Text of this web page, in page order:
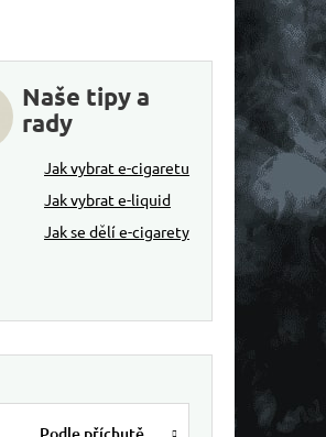
Naše tipy a
rady
Jak vybrat e-cigaretu
Jak vybrat e-liquid
Jak se dělí e-cigarety
Podle příchutě